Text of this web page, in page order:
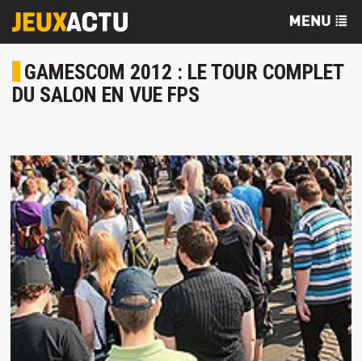
GAMESCOM 2012 : LE TOUR COMPLET
DU SALON EN VUE FPS